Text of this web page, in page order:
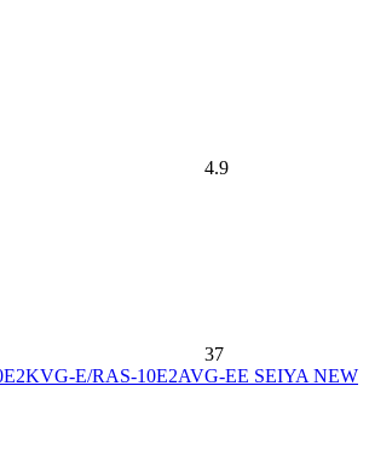
4.9
37
E/RAS-10E2AVG-EE SEIYA NEW